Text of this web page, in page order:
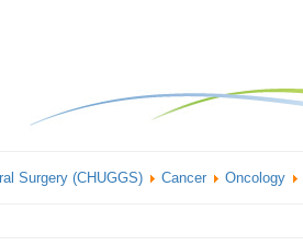
Surgery (CHUGGS) Cancer Oncology